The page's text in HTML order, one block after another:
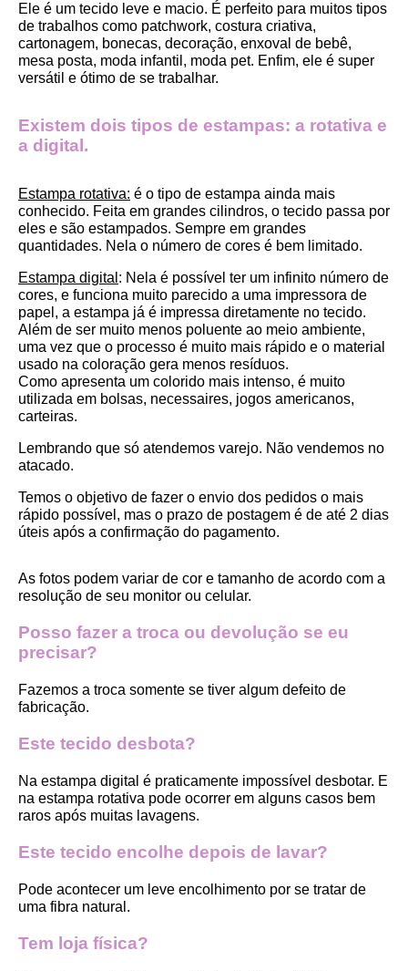
Ele é um tecido leve e macio. É perfeito para muitos tipos
de trabalhos como patchwork, costura criativa,
cartonagem, bonecas, decoração, enxoval de bebê,
mesa posta, moda infantil, moda pet. Enfim, ele é super
versátil e ótimo de se trabalhar.
Existem dois tipos de estampas: a rotativa e
a digital.
Estampa rotativa: é o tipo de estampa ainda mais
conhecido. Feita em grandes cilindros, o tecido passa por
eles e são estampados. Sempre em grandes
quantidades. Nela o número de cores é bem limitado.
Estampa digital : Nela é possível ter um infinito número de
cores, e funciona muito parecido a uma impressora de
papel, a estampa já é impressa diretamente no tecido.
Além de ser muito menos poluente ao meio ambiente,
uma vez que o processo é muito mais rápido e o material
usado na coloração gera menos resíduos.
Como apresenta um colorido mais intenso, é muito
utilizada em bolsas, necessaires, jogos americanos,
carteiras.
Lembrando que só atendemos varejo. Não vendemos no
atacado.
Temos o objetivo de fazer o envio dos pedidos o mais
rápido possível, mas o prazo de postagem é de até 2 dias
úteis após a confirmação do pagamento.
As fotos podem variar de cor e tamanho de acordo com a
resolução de seu monitor ou celular.
Posso fazer a troca ou devolução se eu
precisar?
Fazemos a troca somente se tiver algum defeito de
fabricação.
Este tecido desbota?
Na estampa digital é praticamente impossível desbotar. E
na estampa rotativa pode ocorrer em alguns casos bem
raros após muitas lavagens.
Este tecido encolhe depois de lavar?
Pode acontecer um leve encolhimento por se tratar de
uma fibra natural.
Tem loja física?